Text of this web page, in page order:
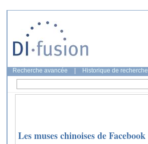
Recherche avancée Historique de recherche
Les muses chinoises de Facebook